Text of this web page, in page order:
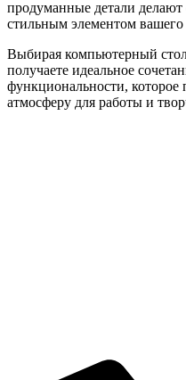
продуманные детали
стильным элементом вашего
Выбирая компьютерный
получаете идеальное
функциональности,
атмосферу для работы и